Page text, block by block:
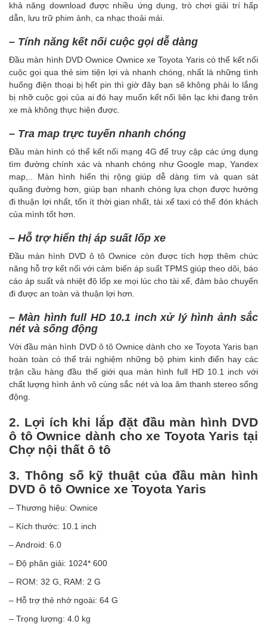
khả năng download được nhiều ứng dụng, trò chơi giải trí hấp
dẫn, lưu trữ phim ảnh, ca nhạc thoải mái.
– Tính năng kết nối cuộc gọi dễ dàng
Đầu màn hình DVD Ownice Ownice xe Toyota Yaris có thể kết nối
cuộc gọi qua thẻ sim tiện lợi và nhanh chóng, nhất là những tình
huống điện thoại bị hết pin thì giờ đây bạn sẽ không phải lo lắng
bị nhỡ cuộc gọi của ai đó hay muốn kết nối liên lạc khi đang trên
xe mà không thực hiện được.
– Tra map trực tuyến nhanh chóng
Đầu màn hình có thể kết nối mạng 4G để truy cập các ứng dụng
tìm đường chính xác và nhanh chóng như Google map, Yandex
map,.. Màn hình hiển thị rộng giúp dễ dàng tìm và quan sát
quãng đường hơn, giúp bạn nhanh chóng lựa chọn được hướng
đi thuận lợi nhất, tốn ít thời gian nhất, tài xế taxi có thể đón khách
của mình tốt hơn.
– Hỗ trợ hiển thị áp suất lốp xe
Đầu màn hình DVD ô tô Ownice còn được tích hợp thêm chức
năng hỗ trợ kết nối với cảm biến áp suất TPMS giúp theo dõi, báo
cáo áp suất và nhiệt độ lốp xe mọi lúc cho tài xế, đảm bảo chuyến
đi được an toàn và thuận lợi hơn.
– Màn hình full HD 10.1 inch xử lý hình ảnh sắc
nét và sống động
Với đầu màn hình DVD ô tô Ownice dành cho xe Toyota Yaris bạn
hoàn toàn có thể trải nghiệm những bộ phim kinh điển hay các
trận cầu hàng đầu thế giới qua màn hình full HD 10.1 inch với
chất lượng hình ảnh vô cùng sắc nét và loa âm thanh stereo sống
động.
2. Lợi ích khi lắp đặt đầu màn hình DVD
ô tô Ownice dành cho xe Toyota Yaris tại
Chợ nội thất ô tô
3. Thông số kỹ thuật của đầu màn hình
DVD ô tô Ownice xe Toyota Yaris
– Thương hiệu: Ownice
– Kích thước: 10.1 inch
– Android: 6.0
– Độ phân giải: 1024* 600
– ROM: 32 G, RAM: 2 G
– Hỗ trợ thẻ nhớ ngoài: 64 G
– Trọng lượng: 4.0 kg